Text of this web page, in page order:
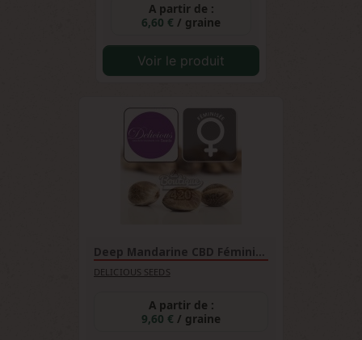
A partir de :
6,60 € / graine
Voir le produit
Deep Mandarine CBD Féminisée
DELICIOUS SEEDS
A partir de :
9,60 € / graine